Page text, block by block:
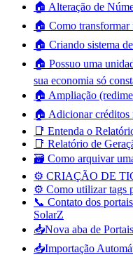
🏠 Alteração de
🏠 Como transformar
🏠 Criando sistema
🏠 Possuo uma
sua economia só
🏠 Ampliação
🏠 Adicionar créditos
📑 Entenda o
📑 Relatório de
🗃️ Como arquivar
⚙️ CRIAÇÃO DE
⚙️ Como utilizar tags
📞 Contato dos
SolarZ
📥Nova aba de Portais
📥Importação